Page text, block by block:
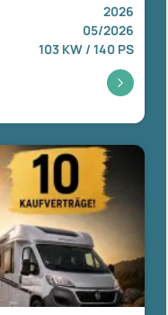
2026
05/2026
103 KW / 140 PS